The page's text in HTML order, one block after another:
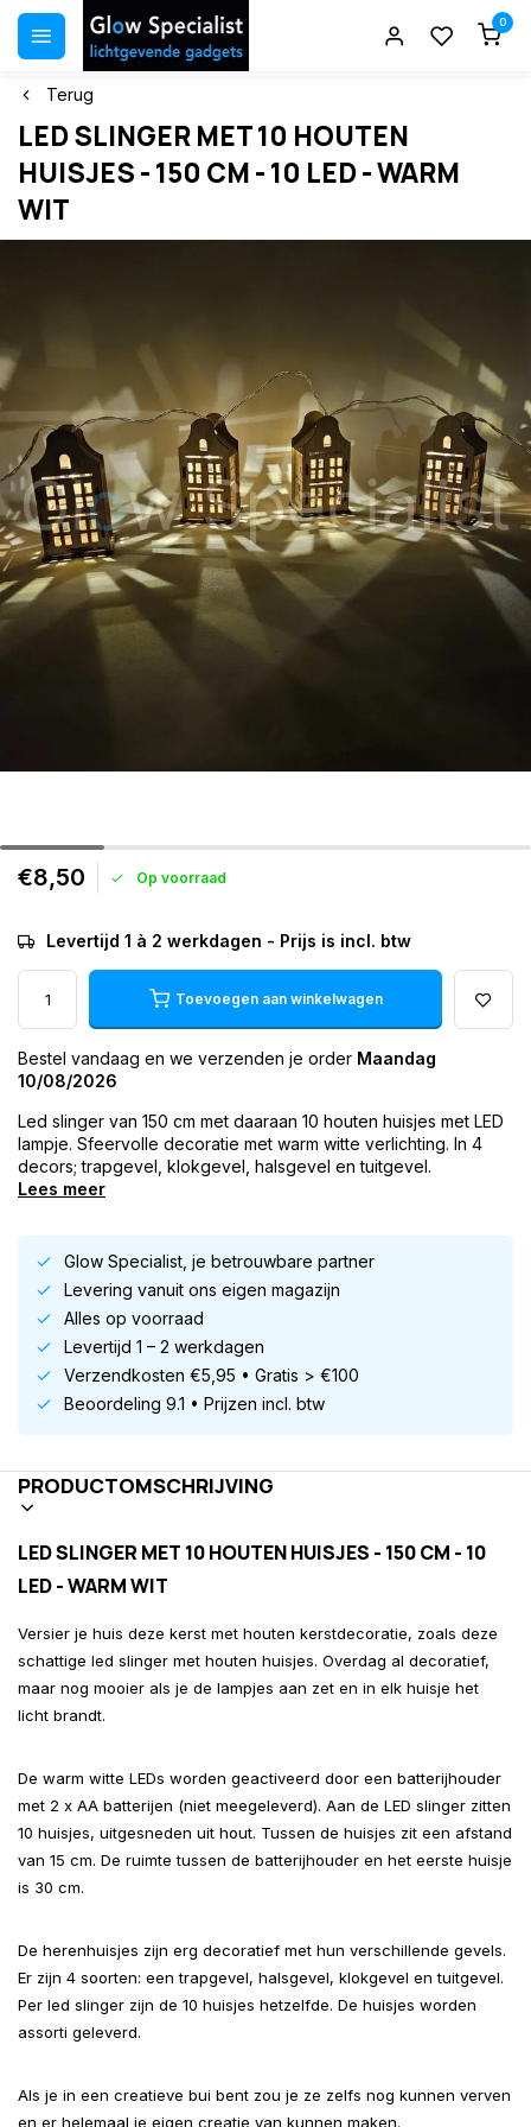
0
Terug
LED SLINGER MET 10 HOUTEN
HUISJES - 150 CM - 10 LED - WARM
WIT
€8,50 Op voorraad
Levertijd 1 à 2 werkdagen - Prijs is incl. btw
Toevoegen aan winkelwagen
Bestel vandaag en we verzenden je order Maandag
10/08/2026
Led slinger van 150 cm met daaraan 10 houten huisjes met LED
lampje. Sfeervolle decoratie met warm witte verlichting. In 4
decors; trapgevel, klokgevel, halsgevel en tuitgevel.
Lees meer
Glow Specialist, je betrouwbare partner
Levering vanuit ons eigen magazijn
Alles op voorraad
Levertijd 1 – 2 werkdagen
Verzendkosten €5,95 • Gratis > €100
Beoordeling 9.1 • Prijzen incl. btw
PRODUCTOMSCHRIJVING
LED SLINGER MET 10 HOUTEN HUISJES - 150 CM - 10
LED - WARM WIT
Versier je huis deze kerst met houten kerstdecoratie, zoals deze
schattige led slinger met houten huisjes. Overdag al decoratief,
maar nog mooier als je de lampjes aan zet en in elk huisje het
licht brandt.
De warm witte LEDs worden geactiveerd door een batterijhouder
met 2 x AA batterijen (niet meegeleverd). Aan de LED slinger zitten
10 huisjes, uitgesneden uit hout. Tussen de huisjes zit een afstand
van 15 cm. De ruimte tussen de batterijhouder en het eerste huisje
is 30 cm.
De herenhuisjes zijn erg decoratief met hun verschillende gevels.
Er zijn 4 soorten: een trapgevel, halsgevel, klokgevel en tuitgevel.
Per led slinger zijn de 10 huisjes hetzelfde. De huisjes worden
assorti geleverd.
Als je in een creatieve bui bent zou je ze zelfs nog kunnen verven
en er helemaal je eigen creatie van kunnen maken.